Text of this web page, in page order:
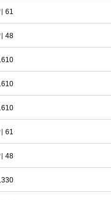
61
48
61
48